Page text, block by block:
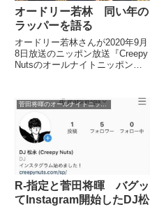
オードリー若林 同い年の
ラッパーを語る
オードリー若林さんが2020年9月
8日放送のニッポン放送『Creepy
Nutsのオールナイトニッポン』
ッパーについて話していました。
Creepy Nutsのオールナイ...
菅田将暉のオールナイトニッポン
R-指定と菅田将暉 バグッ
てInstagram開始したDJ松